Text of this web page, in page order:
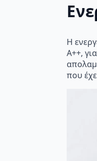
Η
A++,
που